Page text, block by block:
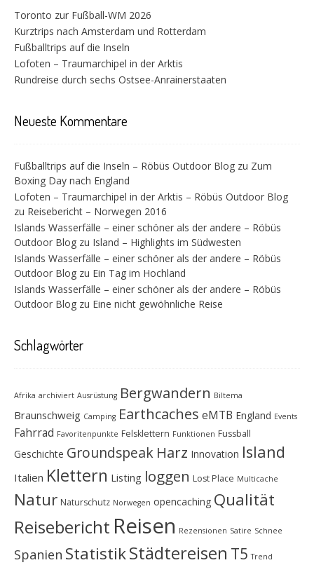
Toronto zur Fußball-WM 2026
Kurztrips nach Amsterdam und Rotterdam
Fußballtrips auf die Inseln
Lofoten – Traumarchipel in der Arktis
Rundreise durch sechs Ostsee-Anrainerstaaten
Neueste Kommentare
Fußballtrips auf die Inseln – Röbüs Outdoor Blog zu Zum
Boxing Day nach England
Lofoten – Traumarchipel in der Arktis – Röbüs Outdoor Blog
zu Reisebericht – Norwegen 2016
Islands Wasserfälle – einer schöner als der andere – Röbüs
Outdoor Blog zu Island – Highlights im Südwesten
Islands Wasserfälle – einer schöner als der andere – Röbüs
Outdoor Blog zu Ein Tag im Hochland
Islands Wasserfälle – einer schöner als der andere – Röbüs
Outdoor Blog zu Eine nicht gewöhnliche Reise
Schlagwörter
Afrika archiviert Ausrüstung Bergwandern Biltema
Braunschweig Camping Earthcaches eMTB England Events
Fahrrad Favoritenpunkte Felsklettern Funktionen Fussball
Geschichte Groundspeak Harz Innovation Island
Italien Klettern Listing loggen Lost Place Multicache
Natur Naturschutz Norwegen opencaching Qualität
Reisebericht Reisen Rezensionen Satire Schnee
Spanien StatistikStädtereisen T5 Trend